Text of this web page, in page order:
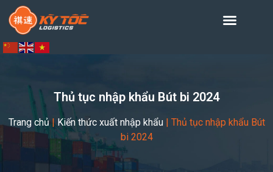
Thủ tục nhập khẩu Bút bi 2024
Trang chủ| Kiến thức xuất nhập khẩu| Thủ tục nhập khẩu Bút
bi 2024